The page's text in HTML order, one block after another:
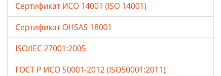
Сертификат ИСО 14001 (ISO 14001)
Сертификат OHSAS 18001
ISO/IEC 27001:2005
ГОСТ Р ИСО 50001-2012 (ISO50001:2011)